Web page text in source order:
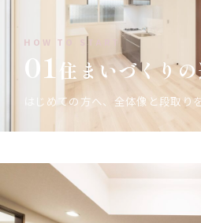
HOW TO START
01 住まいづくり
はじめての方へ、全体像と段取り